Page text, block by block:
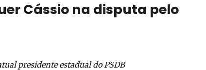
Cássio na disputa pelo
presidente estadual do PSDB